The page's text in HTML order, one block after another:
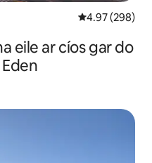
Meánrátáil
4.97 (298)
eile ar cíos gar do